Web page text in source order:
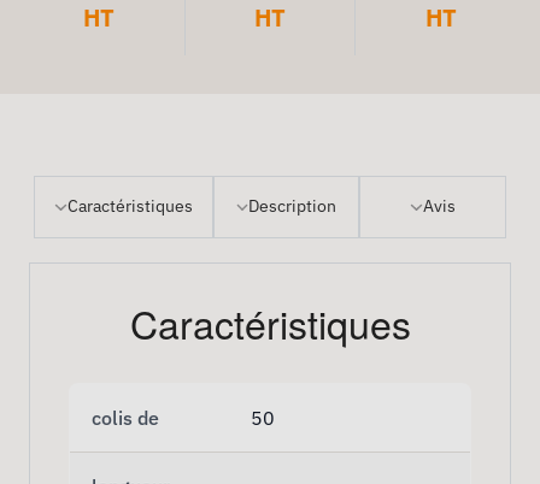
HT
HT
HT
Caractéristiques Description Avis
Caractéristiques
colis de 50